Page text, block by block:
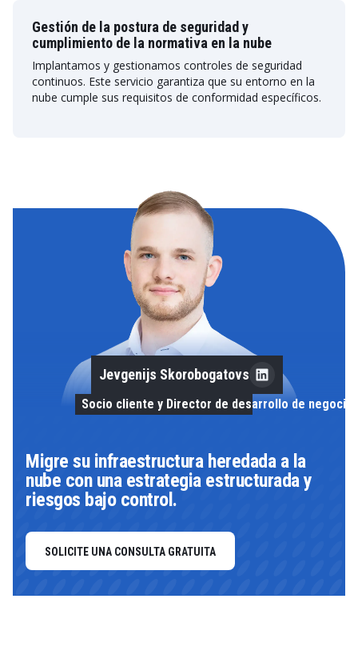
Gestión de la postura de seguridad y
cumplimiento de la normativa en la nube
Implantamos y gestionamos controles de seguridad
continuos. Este servicio garantiza que su entorno en la
nube cumple sus requisitos de conformidad específicos.
Migre su infraestructura heredada a la
nube con una estrategia estructurada y
riesgos bajo control.
SOLICITE UNA CONSULTA GRATUITA
Jevgenijs Skorobogatovs
Socio cliente y Director de desarrollo de negocio